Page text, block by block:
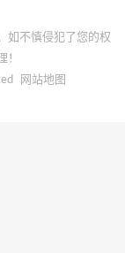
如不慎侵犯了您的权
！
网站地图